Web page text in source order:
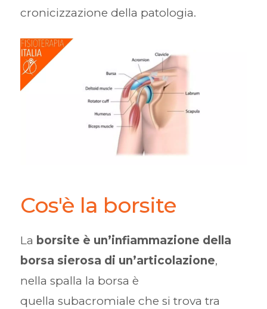
cronicizzazione della patologia.
Cos'è la borsite
La borsite è un’infiammazione della
borsa sierosa di un’articolazione,
nella spalla la borsa è
quella subacromiale che si trova tra